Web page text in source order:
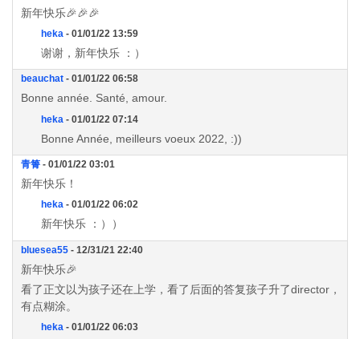
新年快乐🎉🎉🎉
heka - 01/01/22 13:59
谢谢，新年快乐 ：）
beauchat - 01/01/22 06:58
Bonne année. Santé, amour.
heka - 01/01/22 07:14
Bonne Année, meilleurs voeux 2022, :))
青箐 - 01/01/22 03:01
新年快乐！
heka - 01/01/22 06:02
新年快乐 ：））
bluesea55 - 12/31/21 22:40
新年快乐🎉
看了正文以为孩子还在上学，看了后面的答复孩子升了director，
有点糊涂。
heka - 01/01/22 06:03